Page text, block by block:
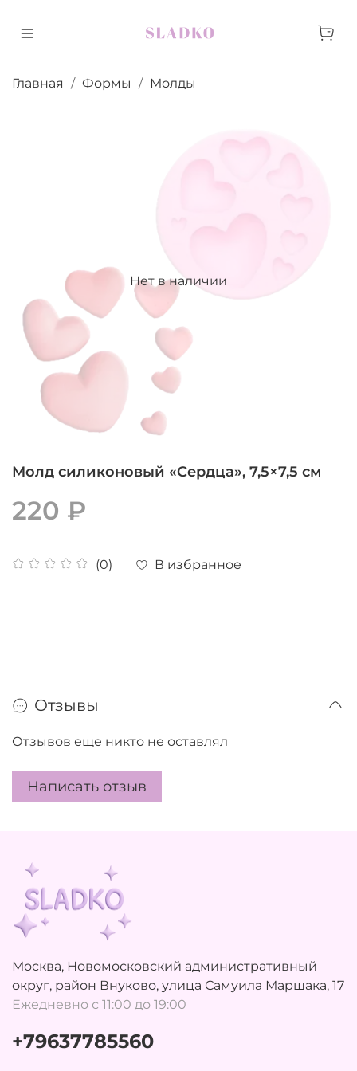
Главная Формы Молды
Нет в наличии
Молд силиконовый «Сердца», 7,5×7,5 см
(0) В избранное
220 ₽
Отзывы
Отзывов еще никто не оставлял
Написать отзыв
Москва, Новомосковский административный
округ, район Внуково, улица Самуила Маршака, 17
Ежедневно с 11:00 до 19:00
+79637785560